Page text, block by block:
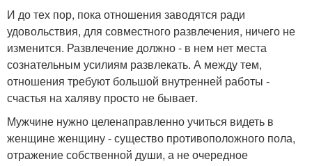
И до тех пор, пока отношения заводятся ради
удовольствия, для совместного развлечения, ничего не
изменится. Развлечение должно - в нем нет места
сознательным усилиям развлекать. А между тем,
отношения требуют большой внутренней работы -
счастья на халяву просто не бывает.
Мужчине нужно целенаправленно учиться видеть в
женщине женщину - существо противоположного пола,
отражение собственной души, а не очередное